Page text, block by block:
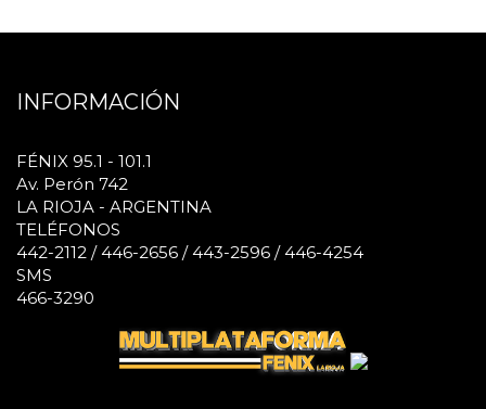
INFORMACIÓN
FÉNIX 95.1 - 101.1
Av. Perón 742
LA RIOJA - ARGENTINA
TELÉFONOS
442-2112 / 446-2656 / 443-2596 / 446-4254
SMS
466-3290